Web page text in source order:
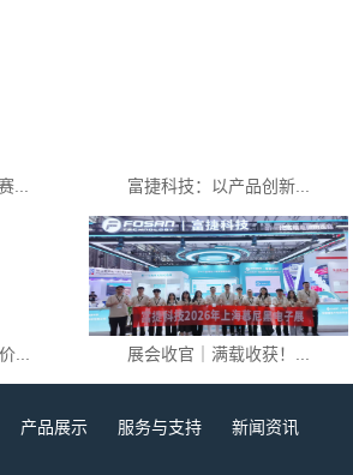
... 富捷科技：以产品创新...
... 展会收官｜满载收获！...
产品展示 服务与支持
新闻资讯